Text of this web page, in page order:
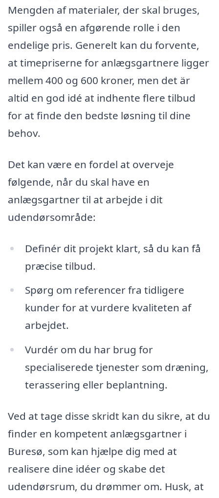
Mengden af materialer, der skal bruges,
spiller også en afgørende rolle i den
endelige pris. Generelt kan du forvente,
at timepriserne for anlægsgartnere ligger
mellem 400 og 600 kroner, men det är
altid en god idé at indhente flere tilbud
for at finde den bedste løsning til dine
behov.
Det kan være en fordel at overveje
følgende, når du skal have en
anlægsgartner til at arbejde i dit
udendørsområde:
Definér dit projekt klart, så du kan få
præcise tilbud.
Spørg om referencer fra tidligere
kunder for at vurdere kvaliteten af
arbejdet.
Vurdér om du har brug for
specialiserede tjenester som dræning,
terassering eller beplantning.
Ved at tage disse skridt kan du sikre, at du
finder en kompetent anlægsgartner i
Buresø, som kan hjælpe dig med at
realisere dine idéer og skabe det
udendørsrum, du drømmer om. Husk, at